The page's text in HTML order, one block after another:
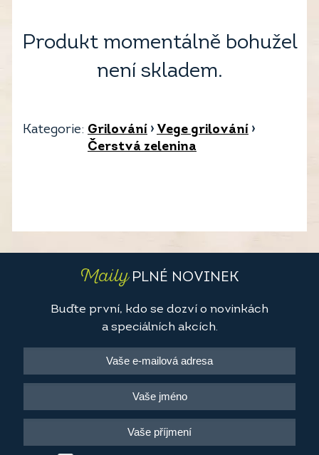
Produkt momentálně bohužel
není skladem.
Kategorie: Grilování › Vege grilování ›
Čerstvá zelenina
MailyPLNÉ NOVINEK
Buďte první, kdo se dozví o novinkách
a speciálních akcích.